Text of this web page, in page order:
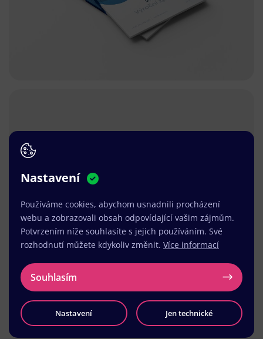
Načíst další
Nastavení
Používáme cookies, abychom usnadnili procházení
webu a zobrazovali obsah odpovídající vašim zájmům.
Potvrzením níže souhlasíte s jejich používáním. Své
rozhodnutí můžete kdykoliv změnit. Více informací
Souhlasím
Nastavení Jen technické